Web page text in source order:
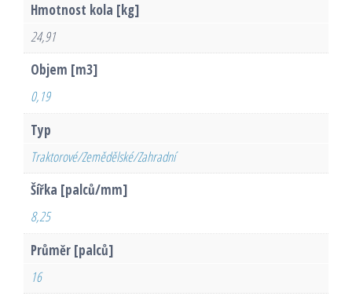
Hmotnost kola [kg]
24,91
Objem [m3]
0,19
Typ
Traktorové/Zemědělské/Zahradní
Šířka [palců/mm]
8,25
Průměr [palců]
16